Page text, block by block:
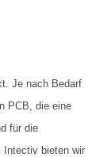
Je nach Bedarf
PCB, die eine
für die
Intectiv bieten wir